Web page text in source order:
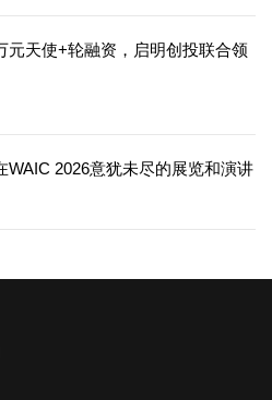
元天使+轮融资，启明创投联合领
WAIC 2026意犹未尽的展览和演讲